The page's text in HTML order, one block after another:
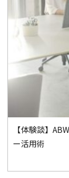
【体験談】
ー活用術